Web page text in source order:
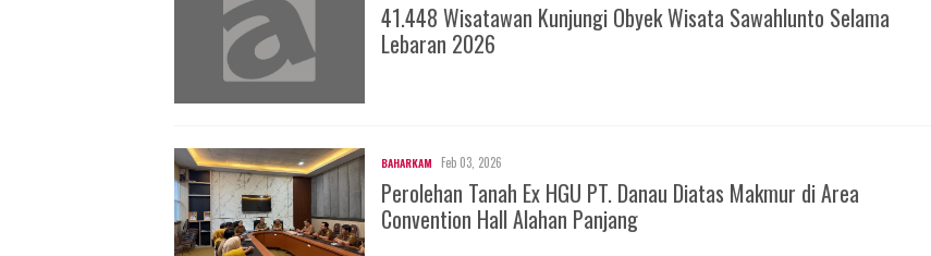
41.448 Wisatawan Kunjungi Obyek Wisata Sawahlunto Selama
Lebaran 2026
BAHARKAM Feb 03, 2026
Perolehan Tanah Ex HGU PT. Danau Diatas Makmur di Area
Convention Hall Alahan Panjang